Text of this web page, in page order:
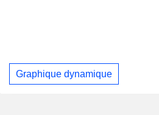
Graphique dynamique